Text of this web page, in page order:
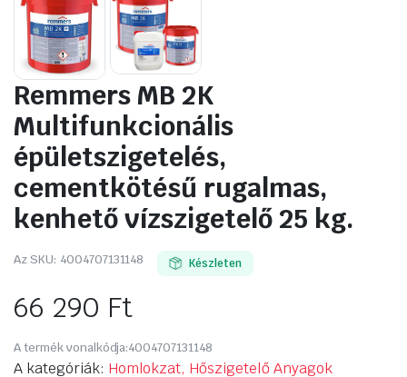
Remmers MB 2K
Multifunkcionális
épületszigetelés,
cementkötésű rugalmas,
kenhető vízszigetelő 25 kg.
Az SKU: 4004707131148 Készleten
66 290 Ft
A termék vonalkódja:4004707131148
A kategóriák: Homlokzat, Hőszigetelő Anyagok